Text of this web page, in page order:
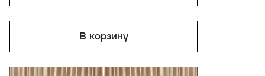
В корзину